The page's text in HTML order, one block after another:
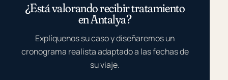
¿Está valorando recibir tratamiento
en Antalya?
Explíquenos su caso y diseñaremos un
cronograma realista adaptado a las fechas de
su viaje.